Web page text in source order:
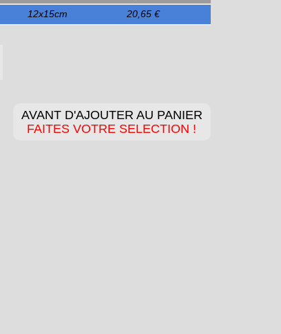
12x15cm 20,65 €
AVANT D'AJOUTER AU PANIER
FAITES VOTRE SELECTION !